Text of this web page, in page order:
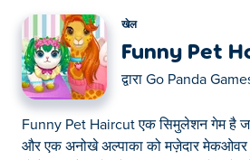
खेल
Funny Pet
द्वारा Go Panda
Funny Pet Haircut एक सिमुलेशन गेम है
और एक अनोखे अल्पाका को मज़ेदार मेकओवर